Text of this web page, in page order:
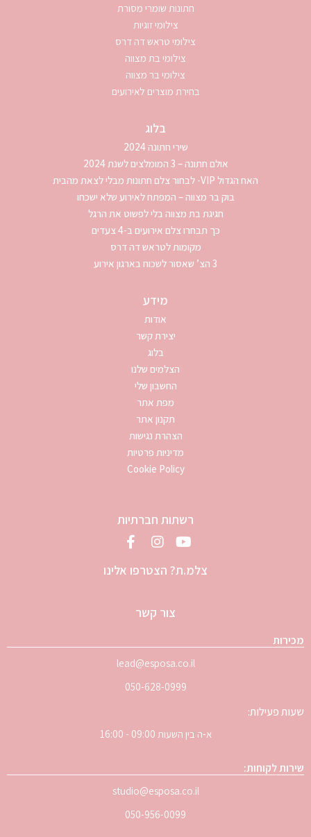
חתונות שומרי מסורת
צילומי זוגיות
צילומי טראש דה דרס
צילומי בת מצווה
צילומי בר מצווה
בחירת מוצרים לאירועים
בלוג
שירי חתונה 2024
אולם חתונה – 3 המומלצים לשנת 2024
האח הגדול VIP- לבחור צלם חתונות מבלי לצאת מהבית
בוק בר מצווה – המפתח לאירוע שלא ישכחו
חגיגת בת מצווה בלי לפשוט את הרגל
כך תבחרו צלם אירועים ב-4 צעדים
מקומות לטראש דה דרס
3 הצ’ שאסור לשכוח בארגון אירוע
מידע
אודות
יצירת קשר
בלוג
הצלמים שלנו
החשבון שלי
מפת אתר
תקנון אתר
הצהרת נגישות
מדיניות פרטיות
Cookie Policy
רשתות חברתיות
צלמ.ת? הצטרפו אלינו
צור קשר
מכירות
lead@esposa.co.il
050-628-0999
שעות פעילות:
א-ה בין השעות 09:00 - 16:00
שירות לקוחות:
studio@esposa.co.il
050-956-0099